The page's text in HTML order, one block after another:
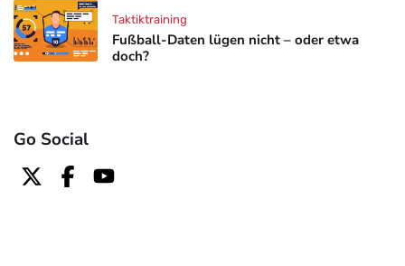
Fußball-Daten lügen nicht – oder etwa
doch?
Taktiktraining
Go Social